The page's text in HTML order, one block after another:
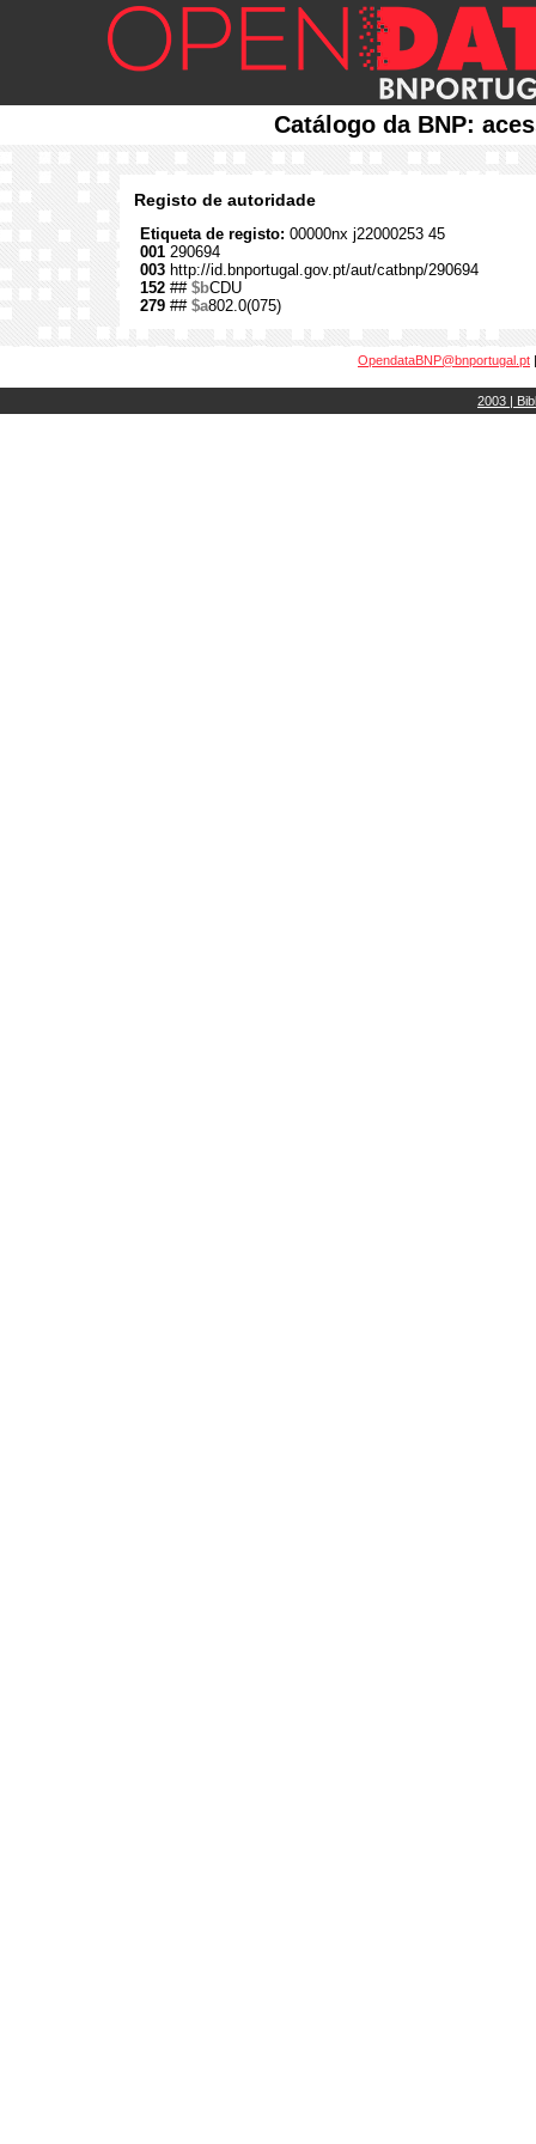
Catálogo da BNP:
Registo de autoridade
Etiqueta de registo: 00000nx j22000253 45
001 290694
003 http://id.bnportugal.gov.pt/aut/catbnp/290694
152 ## $bCDU
279 ## $a802.0(075)
OpendataBNP@bnportugal.pt
2003 |